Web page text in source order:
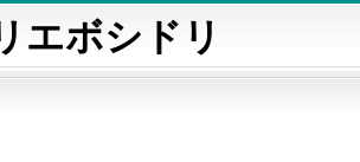
エボシドリ